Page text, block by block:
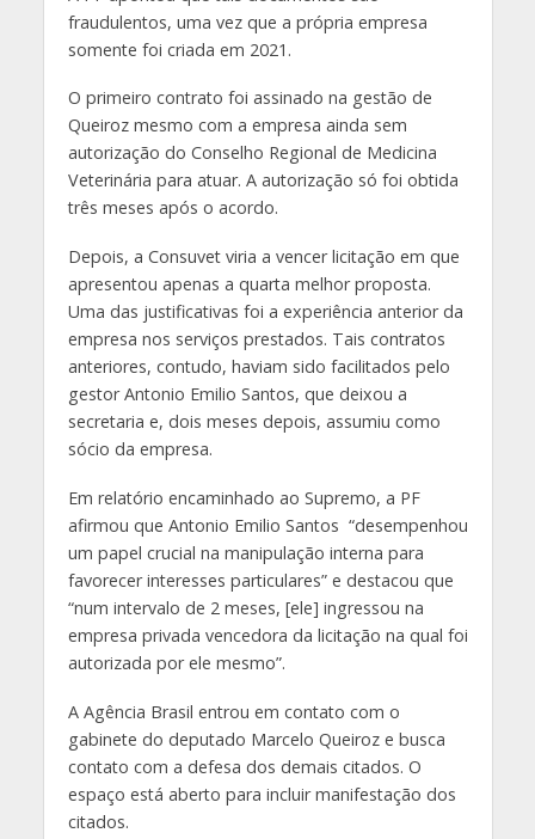
fraudulentos, uma vez que a própria empresa
somente foi criada em 2021.
O primeiro contrato foi assinado na gestão de
Queiroz mesmo com a empresa ainda sem
autorização do Conselho Regional de Medicina
Veterinária para atuar. A autorização só foi obtida
três meses após o acordo.
Depois, a Consuvet viria a vencer licitação em que
apresentou apenas a quarta melhor proposta.
Uma das justificativas foi a experiência anterior da
empresa nos serviços prestados. Tais contratos
anteriores, contudo, haviam sido facilitados pelo
gestor Antonio Emilio Santos, que deixou a
secretaria e, dois meses depois, assumiu como
sócio da empresa.
Em relatório encaminhado ao Supremo, a PF
afirmou que Antonio Emilio Santos “desempenhou
um papel crucial na manipulação interna para
favorecer interesses particulares” e destacou que
“num intervalo de 2 meses, [ele] ingressou na
empresa privada vencedora da licitação na qual foi
autorizada por ele mesmo”.
A Agência Brasil entrou em contato com o
gabinete do deputado Marcelo Queiroz e busca
contato com a defesa dos demais citados. O
espaço está aberto para incluir manifestação dos
citados.